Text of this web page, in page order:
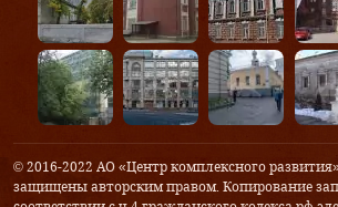
© 2016-2022 АО «Центр комплексного
защищены авторским правом. Копирование